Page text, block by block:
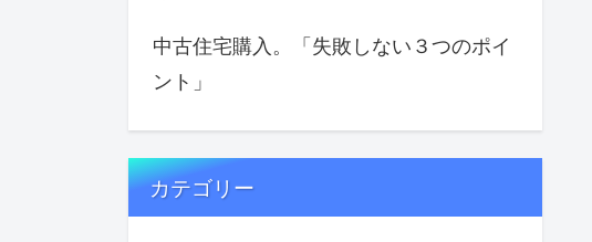
中古住宅購入。「失敗しない３つのポイ
ント」
カテゴリー